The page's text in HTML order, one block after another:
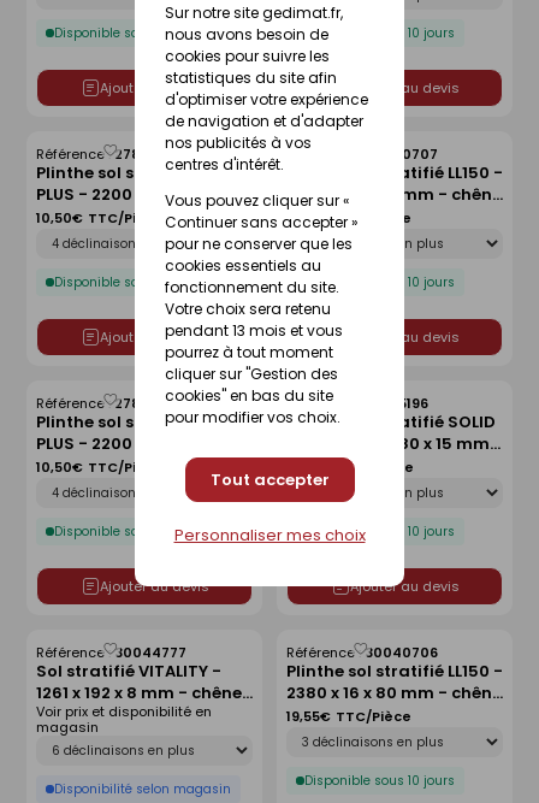
Sur notre site gedimat.fr,
nous avons besoin de
cookies pour suivre les
statistiques du site afin
d'optimiser votre expérience
de navigation et d'adapter
nos publicités à vos
centres d'intérêt.
Vous pouvez cliquer sur «
Continuer sans accepter »
pour ne conserver que les
cookies essentiels au
fonctionnement du site.
Votre choix sera retenu
pendant 13 mois et vous
pourrez à tout moment
cliquer sur "Gestion des
cookies" en bas du site
pour modifier vos choix.
Tout accepter
Personnaliser mes choix
Disponible sous 10 jours
Ajouter au devis
Disponible sous 10 jours
Ajouter au devis
Plinthe sol stratifié SOLID
PLUS - 2200 x 80 x 15 mm -
chêne jefferson
Référence :27859148
Disponible sous 10 jours
10,50€ TTC/Pièce
Ajouter au devis
Enregistrer
comme
liste
Plinthe sol stratifié LL150 -
2380 x 16 x 80 mm - chêne
fissuré terra
Référence : 30040707
Déclinaison
Disponible sous 10 jours
19,55€ TTC/Pièce
Ajouter au devis
Enregistrer
comme
Plinthe sol stratifié SOLID
PLUS - 2200 x 80 x 15 mm -
chêne lin
Référence :27866887
Disponible sous 10 jours
10,50€ TTC/Pièce
Ajouter au devis
Enregistrer
comme
liste
Plinthe sol stratifié SOLID
PLUS - 2200 x 80 x 15 mm -
chêne pralin
Référence : 29375196
Déclinaison
Disponible sous 10 jours
TTC/Pièce
Ajouter au devis
Enregistrer
comme
Sol stratifié VITALITY -
1261 x 192 x 8 mm - chêne
brandon
Référence :30044777
Déclinaison
Disponibilité selon magasin
Voir prix et disponibilité en
magasin
Enregistrer
comme
liste
Plinthe sol stratifié LL150 -
2380 x 16 x 80 mm - chêne
hangar clair
Référence :30040706
Disponible sous 10 jours
19,55€ TTC/Pièce
Enregistrer
comme
liste